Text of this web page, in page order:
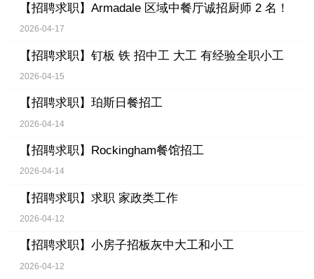
【招聘求职】 Armadale 区域中餐厅诚招厨师 2 名！
2026-04-17
【招聘求职】 钉板 铁 招中工 大工 有经验全职小工
2026-04-15
【招聘求职】 珀斯日餐招工
2026-04-14
【招聘求职】 Rockingham餐馆招工
2026-04-14
【招聘求职】 求职 家政类工作
2026-04-12
【招聘求职】 小房子招板灰中大工和小工
2026-04-12